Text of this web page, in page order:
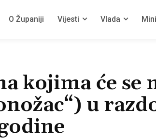
O Županiji Vijesti Vlada
kojima će se
u